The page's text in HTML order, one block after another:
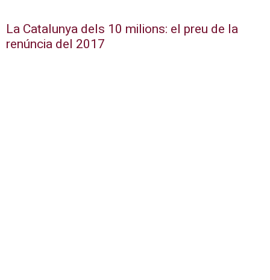
La Catalunya dels 10 milions: el preu de la
renúncia del 2017